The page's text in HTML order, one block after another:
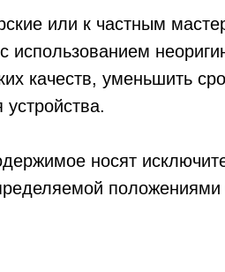
или к частным
качеств, уменьшить
носят
положениями